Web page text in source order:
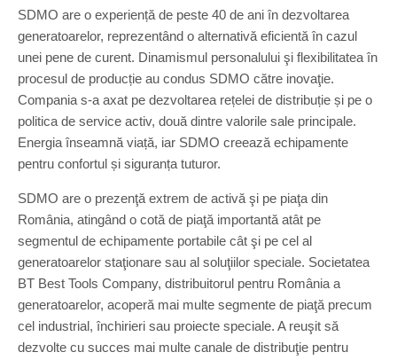
SDMO are o experiență de peste 40 de ani în dezvoltarea
generatoarelor, reprezentând o alternativă eficientă în cazul
unei pene de curent. Dinamismul personalului şi flexibilitatea în
procesul de producție au condus SDMO către inovaţie.
Compania s-a axat pe dezvoltarea rețelei de distribuție și pe o
politica de service activ, două dintre valorile sale principale.
Energia înseamnă viață, iar SDMO creează echipamente
pentru confortul și siguranța tuturor.
SDMO are o prezenţă extrem de activă şi pe piaţa din
România, atingând o cotă de piaţă importantă atât pe
segmentul de echipamente portabile cât şi pe cel al
generatoarelor staţionare sau al soluţiilor speciale. Societatea
BT Best Tools Company, distribuitorul pentru România a
generatoarelor, acoperă mai multe segmente de piaţă precum
cel industrial, închirieri sau proiecte speciale. A reuşit să
dezvolte cu succes mai multe canale de distribuţie pentru